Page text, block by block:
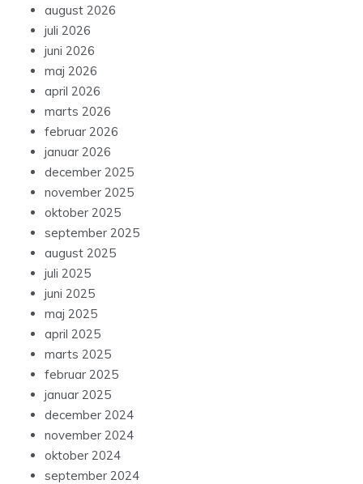
august 2026
juli 2026
juni 2026
maj 2026
april 2026
marts 2026
februar 2026
januar 2026
december 2025
november 2025
oktober 2025
september 2025
august 2025
juli 2025
juni 2025
maj 2025
april 2025
marts 2025
februar 2025
januar 2025
december 2024
november 2024
oktober 2024
september 2024